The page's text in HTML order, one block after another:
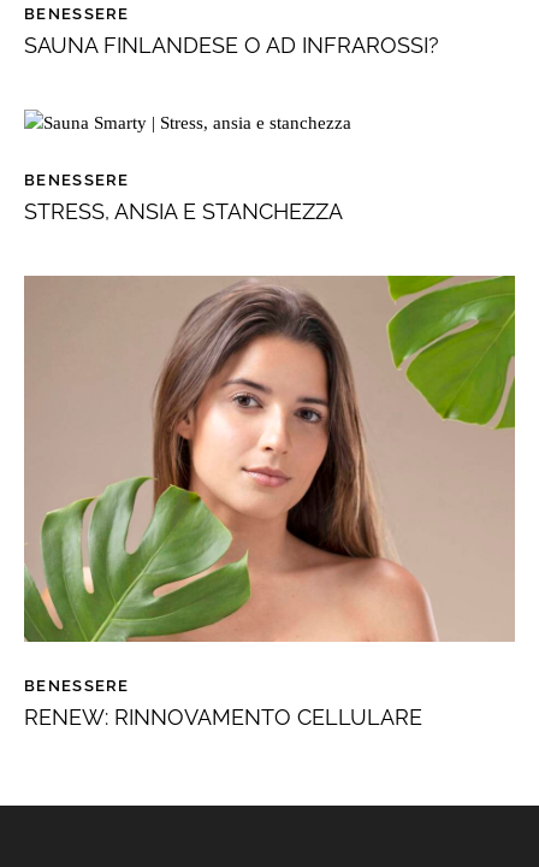
BENESSERE
SAUNA FINLANDESE O AD INFRAROSSI?
BENESSERE
STRESS, ANSIA E STANCHEZZA
BENESSERE
RENEW: RINNOVAMENTO CELLULARE